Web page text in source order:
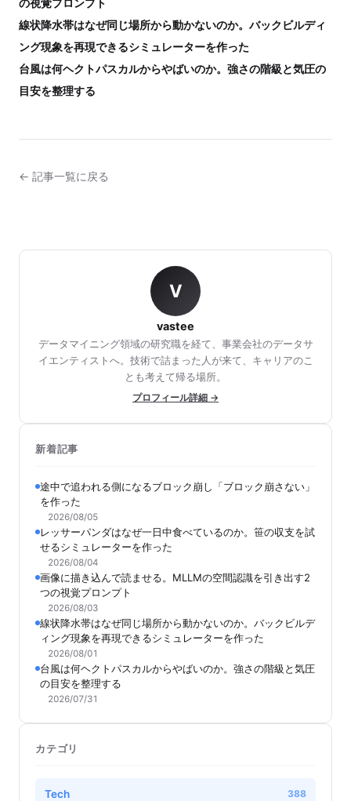
の視覚プロンプト
線状降水帯はなぜ同じ場所から動かないのか。バックビルディ
ング現象を再現できるシミュレーターを作った
台風は何ヘクトパスカルからやばいのか。強さの階級と気圧の
目安を整理する
← 記事一覧に戻る
V
vastee
データマイニング領域の研究職を経て、事業会社のデータサ
イエンティストへ。技術で詰まった人が来て、キャリアのこ
とも考えて帰る場所。
プロフィール詳細 →
新着記事
途中で追われる側になるブロック崩し「ブロック崩さない」
を作った
2026/08/05
レッサーパンダはなぜ一日中食べているのか。笹の収支を試
せるシミュレーターを作った
2026/08/04
画像に描き込んで読ませる。MLLMの空間認識を引き出す2
つの視覚プロンプト
2026/08/03
線状降水帯はなぜ同じ場所から動かないのか。バックビルデ
ィング現象を再現できるシミュレーターを作った
2026/08/01
台風は何ヘクトパスカルからやばいのか。強さの階級と気圧
の目安を整理する
2026/07/31
カテゴリ
Tech 388